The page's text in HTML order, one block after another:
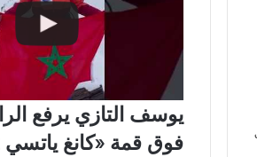
يوسف التازي يرفع